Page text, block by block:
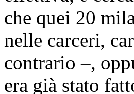
che quei 20
nelle carceri,
contrario –,
era già stato